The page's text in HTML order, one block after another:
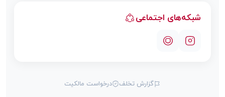
شبکه‌های اجتماعی
گزارش تخلف درخواست مالکیت